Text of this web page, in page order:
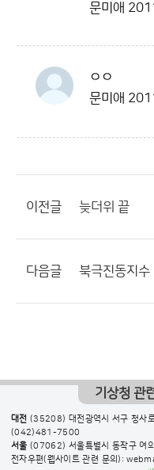
문미애
ㅇㅇ
문미애
이전글 늦더위 끝
다음글
기상청 관
대전 (35208) 대전광역시 서구 청사
(042)481-7500
서울 (07062) 서울특별시 동작구 여
전자우편(웹사이트 관련 문의):